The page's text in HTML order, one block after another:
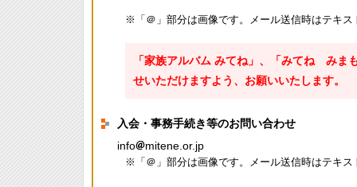
※「＠」部分は画像です。メール送信時はテキス
「家族アルバム みてね」、「みてね みま
せいただけますよう、お願いいたします。
入会・事務手続き等のお問い合わせ
info
mitene.or.jp
※「＠」部分は画像です。メール送信時はテキス